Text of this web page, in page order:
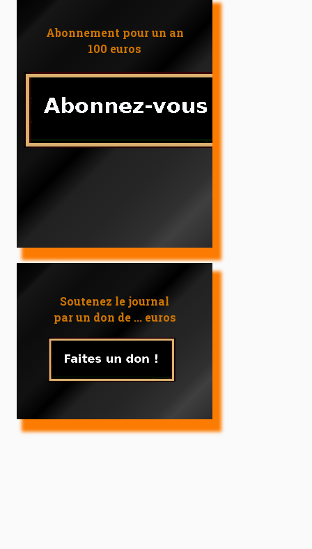
Abonnement pour un an
100 euros
Soutenez le journal
par un don de ... euros